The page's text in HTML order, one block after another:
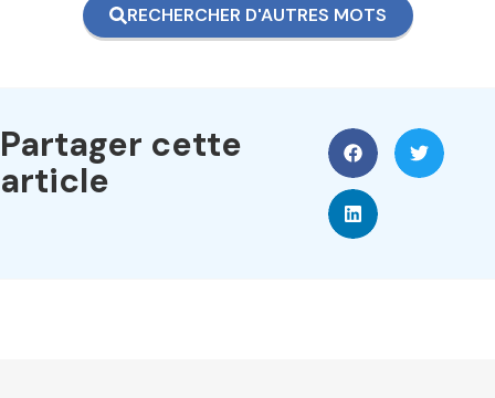
RECHERCHER D'AUTRES MOTS
Partager cette
article